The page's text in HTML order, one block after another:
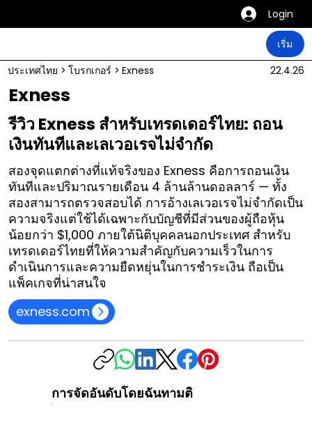
Login
เริ่ม
ประเทศไทย > โบรกเกอร์ > Exness 22.4.26
Exness
รีวิว Exness สำหรับเทรดเดอร์ไทย: ถอน
เงินทันทีและเลเวอเรจไม่จำกัด
สองจุดแตกต่างที่แท้จริงของ Exness คือการถอนเงิน
ทันทีและปริมาณรายเดือน 4 ล้านล้านดอลลาร์ — ทั้ง
สองสามารถตรวจสอบได้ การอ้างเลเวอเรจไม่จำกัดเป็น
ความจริงแต่ใช้ได้เฉพาะกับบัญชีที่มีส่วนของผู้ถือหุ้น
น้อยกว่า $1,000 ภายใต้นิติบุคคลนอกประเทศ สำหรับ
เทรดเดอร์ไทยที่ให้ความสำคัญกับความเร็วในการ
ดำเนินการและความยืดหยุ่นในการชำระเงิน ถือเป็น
แพ็คเกจที่น่าสนใจ
exness.com
การจัดอันดับโดยฉันทามติ